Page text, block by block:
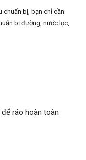
chuẩn bị, bạn chỉ cần
bị đường, nước lọc,
ráo hoàn toàn